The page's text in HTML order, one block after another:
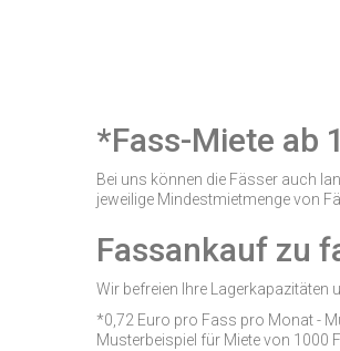
*Fass-Miete ab
Bei uns können die Fässer auch
jeweilige Mindestmietmenge von
Fassankauf zu
Wir befreien Ihre
*0,72 Euro pro Fass pro Monat -
Musterbeispiel für Miete von 1000